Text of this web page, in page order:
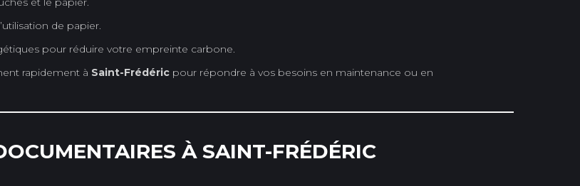
de papier.
pour réduire votre empreinte carbone.
rapidement à Saint-Frédéric pour répondre à vos besoins en maintenance ou en
À SAINT-FRÉDÉRIC